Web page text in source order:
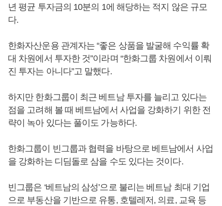
년 평균 투자금의 10분의 1에 해당하는 적지 않은 규모
다.
한화자산운용 관계자는 “좋은 상품을 발굴해 수익률 확
대 차원에서 투자한 것”이라며 “한화그룹 차원에서 이뤄
진 투자는 아니다”고 말했다.
하지만 한화그룹이 최근 베트남 투자를 늘리고 있다는
점을 고려해 볼 때 베트남에서 사업을 강화하기 위한 전
략이 녹아 있다는 풀이도 가능하다.
한화그룹이 빈그룹과 협력을 바탕으로 베트남에서 사업
을 강화하는 디딤돌로 삼을 수도 있다는 것이다.
빈그룹은 ‘베트남의 삼성’으로 불리는 베트남 최대 기업
으로 부동산을 기반으로 유통, 호텔레저, 의료, 교육 등